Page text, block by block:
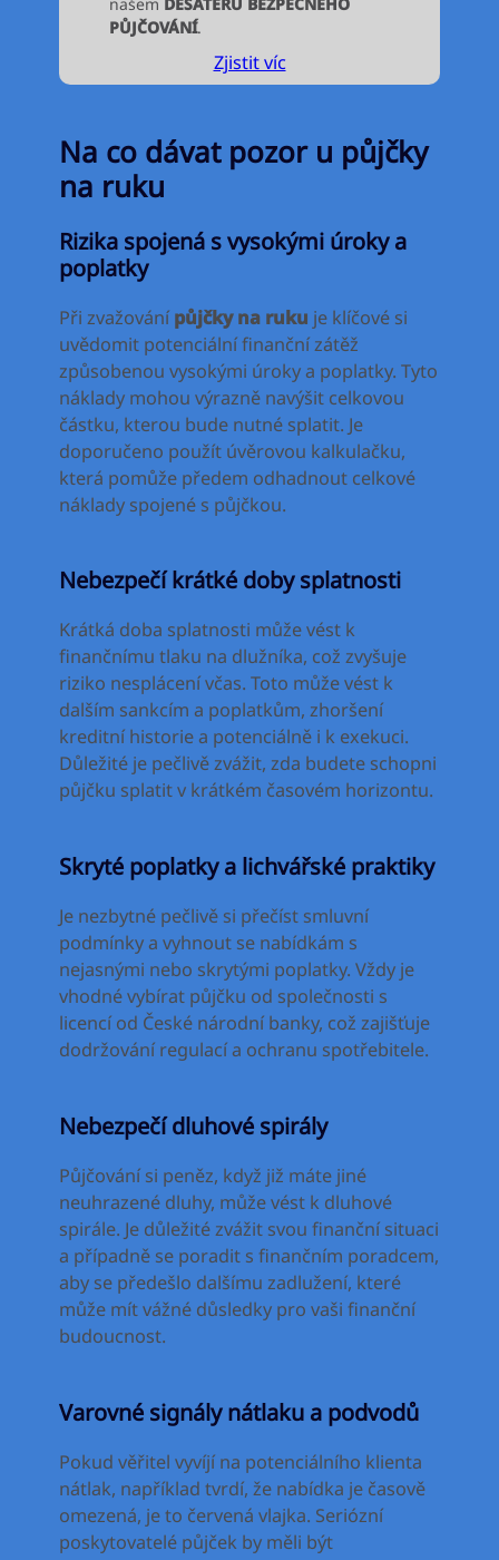
PŮJČOVÁNÍ.
Zjistit víc
Na co dávat pozor u půjčky
na ruku
Rizika spojená s vysokými úroky a
poplatky
Při zvažovánípůjčky na ruku je klíčové si
uvědomit potenciální finanční zátěž
způsobenou vysokými úroky a poplatky. Tyto
náklady mohou výrazně navýšit celkovou
částku, kterou bude nutné splatit. Je
doporučeno použít úvěrovou kalkulačku,
která pomůže předem odhadnout celkové
náklady spojené s půjčkou.
Nebezpečí krátké doby splatnosti
Krátká doba splatnosti může vést k
finančnímu tlaku na dlužníka, což zvyšuje
riziko nesplácení včas. Toto může vést k
dalším sankcím a poplatkům, zhoršení
kreditní historie a potenciálně i k exekuci.
Důležité je pečlivě zvážit, zda budete schopni
půjčku splatit v krátkém časovém horizontu.
Skryté poplatky a lichvářské praktiky
Je nezbytné pečlivě si přečíst smluvní
podmínky a vyhnout se nabídkám s
nejasnými nebo skrytými poplatky. Vždy je
vhodné vybírat půjčku od společnosti s
licencí od České národní banky, což zajišťuje
dodržování regulací a ochranu spotřebitele.
Nebezpečí dluhové spirály
Půjčování si peněz, když již máte jiné
neuhrazené dluhy, může vést k dluhové
spirále. Je důležité zvážit svou finanční situaci
a případně se poradit s finančním poradcem,
aby se předešlo dalšímu zadlužení, které
může mít vážné důsledky pro vaši finanční
budoucnost.
Varovné signály nátlaku a podvodů
Pokud věřitel vyvíjí na potenciálního klienta
nátlak, například tvrdí, že nabídka je časově
omezená, je to červená vlajka. Seriózní
poskytovatelé půjček by měli být